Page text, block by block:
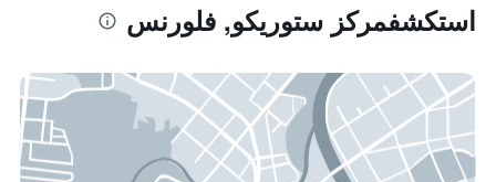
استكشفمركز ستوريكو, فلورنس